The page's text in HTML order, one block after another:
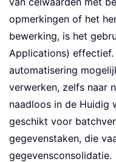
opmerkingen of het
bewerking, is het
Applications)
automatisering
verwerken, zelfs naar
naadloos in de Huidig
geschikt voor
gegevenstaken, die
gegevensconsolidatie.